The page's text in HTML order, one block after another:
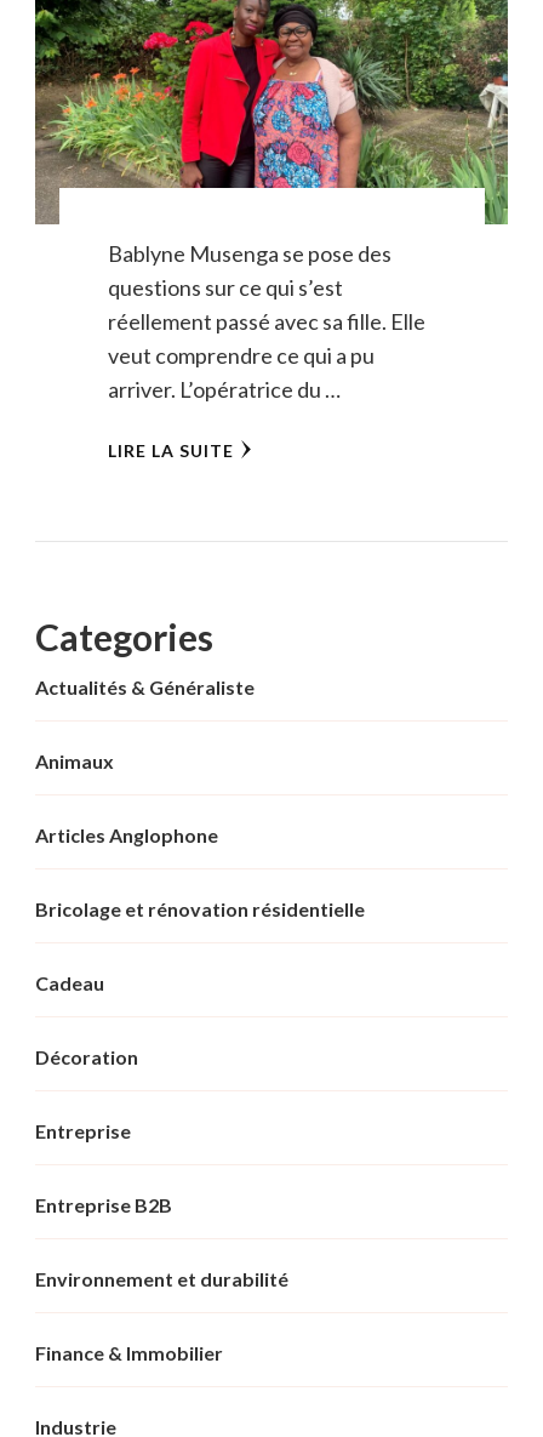
Bablyne Musenga se pose des
questions sur ce qui s’est
réellement passé avec sa fille. Elle
veut comprendre ce qui a pu
arriver. L’opératrice du …
LIRE LA SUITE
Categories
Actualités & Généraliste
Animaux
Articles Anglophone
Bricolage et rénovation résidentielle
Cadeau
Décoration
Entreprise
Entreprise B2B
Environnement et durabilité
Finance & Immobilier
Industrie